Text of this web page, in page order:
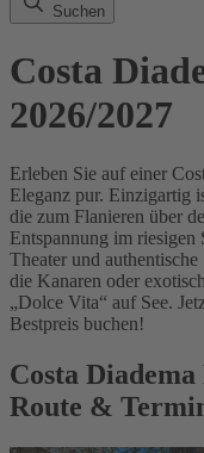
Suchen
Costa
2026/2027
Erleben Sie auf einer
Eleganz pur. Einzigartig
die zum Flanieren über
Entspannung im riesigen
Theater und
die Kanaren oder
„Dolce Vita“ auf See.
Bestpreis buchen!
Costa
Route &